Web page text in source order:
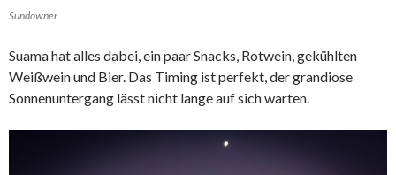
Sundowner
Suama hat alles dabei, ein paar Snacks, Rotwein, gekühlten
Weißwein und Bier. Das Timing ist perfekt, der grandiose
Sonnenuntergang lässt nicht lange auf sich warten.